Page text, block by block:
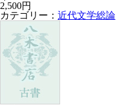
2,500円
カテゴリー： 近代文学総論